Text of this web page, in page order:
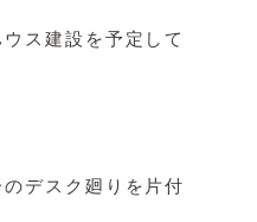
ス建設を予定して
デスク廻りを片付